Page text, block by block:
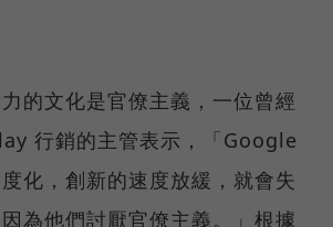
的文化是官僚主義，一位曾經
行銷的主管表示，「Google
化，創新的速度放緩，就會失
為他們討厭官僚主義。」根據